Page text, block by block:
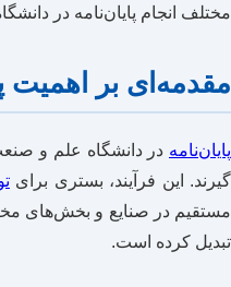
مختلف انجام پایان‌نامه در
مقدمه‌ای بر اهمیت
پایان‌نامه در دانشگاه علم و
گیرند. این فرآیند، بستری برای
مستقیم در صنایع و بخش‌های
تبدیل کرده است.